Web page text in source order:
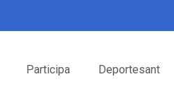
Participa Deportesant